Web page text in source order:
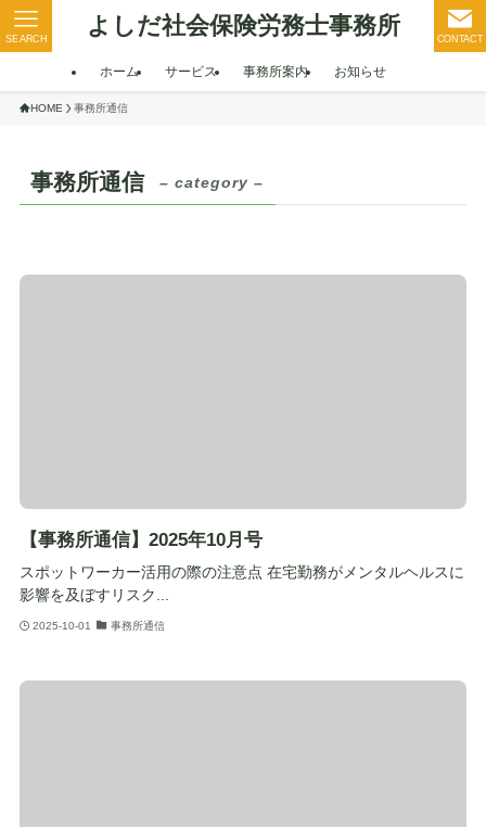
よしだ社会保険労務士事務所 CONTACT
SEARCH
ホーム サービス 事務所案内 お知らせ
HOME 事務所通信
事務所通信 – category –
【事務所通信】2025年10月号
スポットワーカー活用の際の注意点 在宅勤務がメンタルヘルスに
影響を及ぼすリスク...
2025-10-01 事務所通信